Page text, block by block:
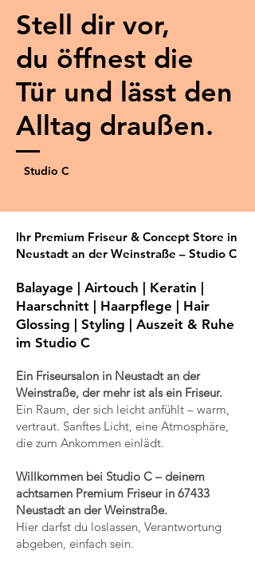
Stell dir vor,
du öffnest die
Tür und lässt den
Alltag draußen.
Studio C
Ihr Premium Friseur & Concept Store in
Neustadt an der Weinstraße – Studio C
Balayage | Airtouch | Keratin |
Haarschnitt | Haarpflege | Hair
Glossing | Styling | Auszeit & Ruhe
im Studio C
Ein Friseursalon in Neustadt an der
Weinstraße, der mehr ist als ein Friseur.
Ein Raum, der sich leicht anfühlt – warm,
vertraut. Sanftes Licht, eine Atmosphäre,
die zum Ankommen einlädt.
Willkommen bei Studio C – deinem
achtsamen Premium Friseur in 67433
Neustadt an der Weinstraße.
Hier darfst du loslassen, Verantwortung
abgeben, einfach sein.